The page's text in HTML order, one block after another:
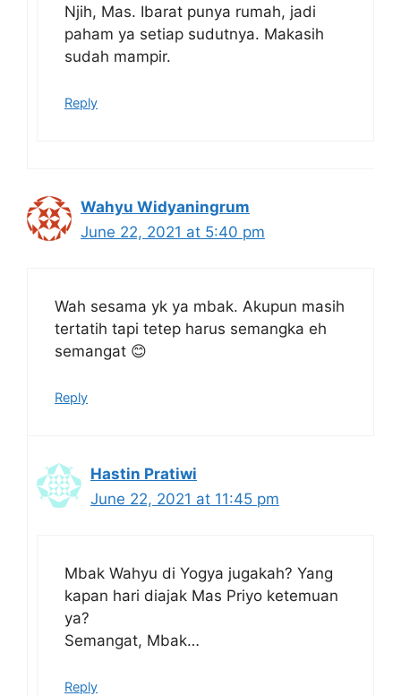
Njih, Mas. Ibarat punya rumah, jadi
paham ya setiap sudutnya. Makasih
sudah mampir.
Reply
Wahyu Widyaningrum
June 22, 2021 at 5:40 pm
Wah sesama yk ya mbak. Akupun masih
tertatih tapi tetep harus semangka eh
semangat 😊
Reply
Hastin Pratiwi
June 22, 2021 at 11:45 pm
Mbak Wahyu di Yogya jugakah? Yang
kapan hari diajak Mas Priyo ketemuan
ya?
Semangat, Mbak…
Reply